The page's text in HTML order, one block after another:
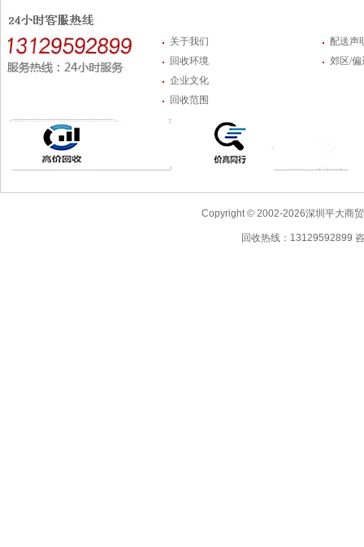
关于我们
回收环境
企业文化
回收范围
配送声
郊区/
Copyright © 2002-2026深圳平大商
回收热线：13129592899